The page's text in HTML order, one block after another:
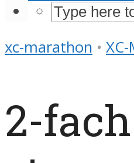
xc-marathon •
2-